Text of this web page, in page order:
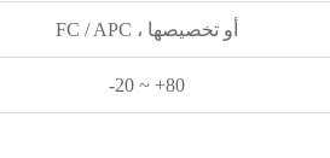
FC / APC ، أو تخصيصها
-20 ~ +80